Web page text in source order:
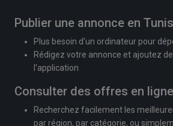
Publier une annonce en
Plus besoin d'un ordinateur pour
Rédigez votre annonce et ajoutez
l'application
Consulter des offres en
Recherchez facilement les
par région, par catégorie, ou